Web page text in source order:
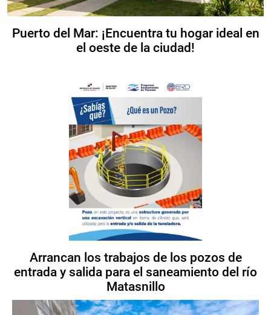
Puerto del Mar: ¡Encuentra tu hogar ideal en
el oeste de la ciudad!
Arrancan los trabajos de los pozos de
entrada y salida para el saneamiento del río
Matasnillo